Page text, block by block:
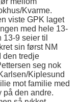
Kvarme.
viste GPK laget
med hele 13-
9 seier til
sin først NM
den tredje
seg nok
Kiplesund
mot familie med
på den andre.